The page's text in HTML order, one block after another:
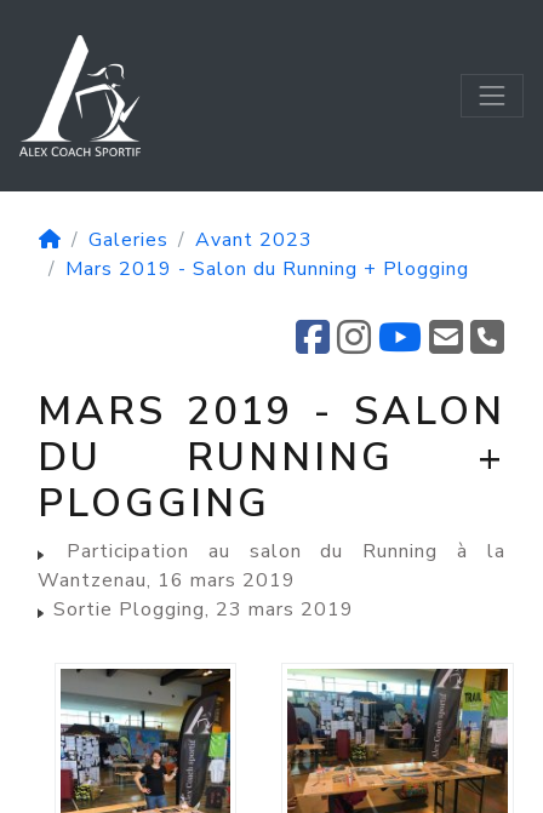
Galeries
Avant 2023
Mars 2019 - Salon du Running + Plogging
MARS 2019 - SALON
DU RUNNING +
PLOGGING
Participation au salon du Running à la
Wantzenau, 16 mars 2019
Sortie Plogging, 23 mars 2019